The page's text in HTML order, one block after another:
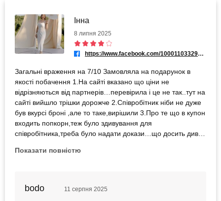
Інна
8 липня 2025
https://www.facebook.com/100011033294990
Загальні враження на 7/10 Замовляла на подарунок в
якості побачення 1.На сайті вказано що ціни не
відрізняються від партнерів…перевірила і це не так..тут на
сайті вийшло трішки дорожче 2.Співробітник ніби не дуже
був вкурсі броні ,але то таке,вирішили 3.Про те що в купон
входить попкорн,теж було здивування для
співробітника,треба було надати докази…що досить дивно
те,що розчарувало найбільше-обслуговування російською
Показати повністю
bodo 11 серпня 2025